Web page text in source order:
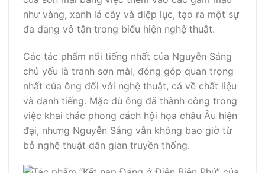
như vàng, xanh lá cây và diệp lục, tạo ra một sự
đa dạng vô tận trong biểu hiện nghệ thuật.
Các tác phẩm nổi tiếng nhất của Nguyễn Sáng
chủ yếu là tranh sơn mài, đóng góp quan trọng
nhất của ông đối với nghệ thuật, cả về chất liệu
và danh tiếng. Mặc dù ông đã thành công trong
việc khai thác phong cách hội họa châu Âu hiện
đại, nhưng Nguyễn Sáng vẫn không bao giờ từ
bỏ nghệ thuật dân gian truyền thống.